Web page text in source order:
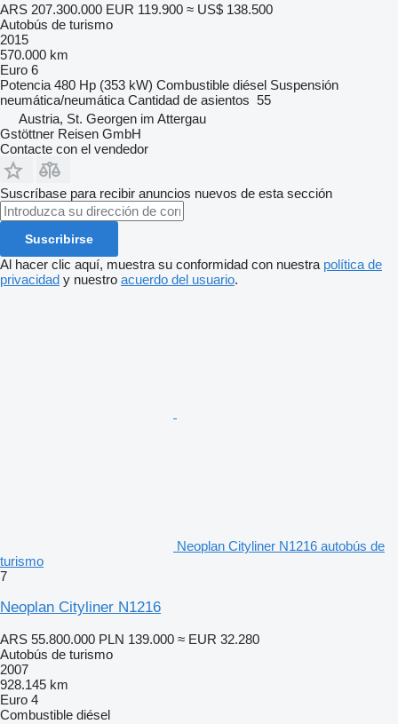
ARS 207.300.000 EUR 119.900 ≈ US$ 138.500
Autobús de turismo
2015
570.000 km
Euro 6
Potencia 480 Hp (353 kW) Combustible diésel Suspensión
neumática/neumática Cantidad de asientos 55
Austria, St. Georgen im Attergau
Gstöttner Reisen GmbH
Contacte con el vendedor
Suscríbase para recibir anuncios nuevos de esta sección
Suscribirse
Al hacer clic aquí, muestra su conformidad con nuestra política de
privacidad y nuestro acuerdo del usuario.
Neoplan Cityliner N1216 autobús de
turismo
7
Neoplan Cityliner N1216
ARS 55.800.000 PLN 139.000 ≈ EUR 32.280
Autobús de turismo
2007
928.145 km
Euro 4
Combustible diésel